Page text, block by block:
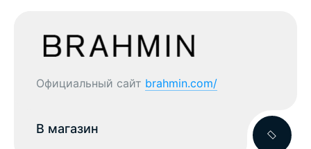
Официальный сайт brahmin.com/
В магазин